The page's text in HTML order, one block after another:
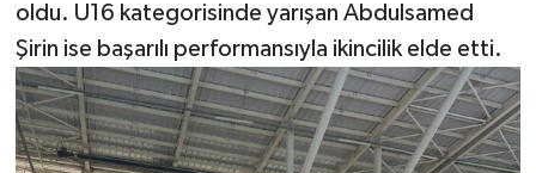
oldu. U16 kategorisinde yarışan Abdulsamed
Şirin ise başarılı performansıyla ikincilik elde etti.